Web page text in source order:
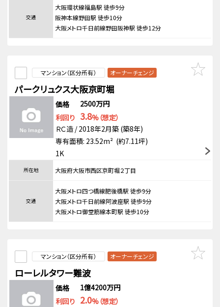
交通
大阪環状線福島駅 徒歩9分
阪神本線野田駅 徒歩10分
大阪メトロ千日前線野田阪神駅 徒歩12分
マンション（区分所有） オーナーチェンジ
パークリュクス大阪京町堀
価格
2500万円
利回り 3.8%（想定）
ＲＣ造 / 2018年2月築 (築8年)
専有面積: 23.52m² (約7.11坪)
1K
所在地 大阪府大阪市西区京町堀２丁目
交通
大阪メトロ四つ橋線肥後橋駅 徒歩9分
大阪メトロ千日前線阿波座駅 徒歩9分
大阪メトロ御堂筋線本町駅 徒歩10分
マンション（区分所有） オーナーチェンジ
ローレルタワー難波
価格
1億4200万円
利回り 2.0%（想定）